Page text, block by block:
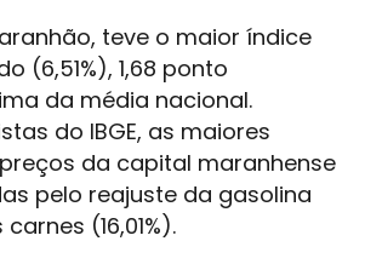
teve o maior índice
(6,51%), 1,68 ponto
da média nacional.
do IBGE, as maiores
da capital maranhense
pelo reajuste da gasolina
(16,01%).